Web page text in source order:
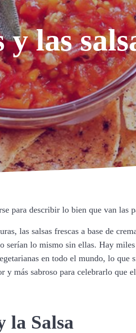
las
para describir lo bien que van las
las salsas frescas a base de
lo mismo sin ellas. Hay
en todo el mundo, lo que
más sabroso para celebrarlo que
la Salsa